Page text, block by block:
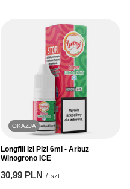
OKAZJA
Longfill Izi Pizi 6ml - Arbuz
Winogrono ICE
30,99 PLN / szt.